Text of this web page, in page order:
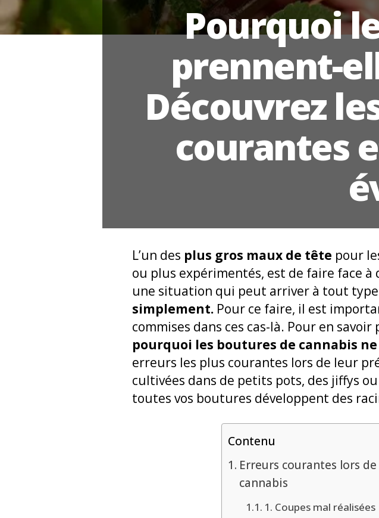
Pourquoi
prennent-
Découvrez
courantes
L’un des plus gros maux de tête pour
ou plus expérimentés, est de faire face
une situation qui peut arriver à tout
simplement. Pour ce faire, il est
commises dans ces cas-là. Pour en
pourquoi les boutures de cannabis
erreurs les plus courantes lors de leur
cultivées dans de petits pots, des jiffys
toutes vos boutures développent des
Contenu
Erreurs courantes lors
cannabis
1. Coupes mal réalisées